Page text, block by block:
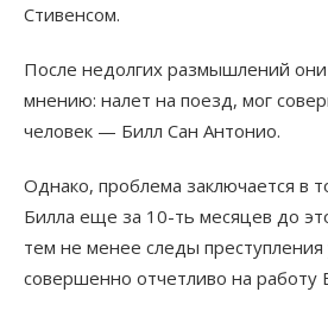
Стивенсом.
После недолгих размышлений
мнению: налет на поезд, мог
человек — Билл Сан Антонио.
Однако, проблема заключается в
Билла еще за 10-ть месяцев до
тем не менее следы
совершенно отчетливо на работу